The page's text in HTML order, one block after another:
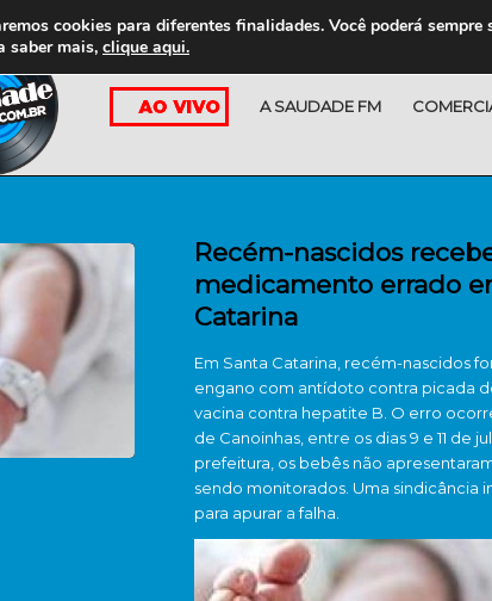
A SAUDADE FM
Recém-nascidos
medicamento errado
Catarina
Em Santa Catarina, recém-nascidos
engano com antídoto contra picada
vacina contra hepatite B. O erro
de Canoinhas, entre os dias 9 e 11 de
prefeitura, os bebês não
sendo monitorados. Uma sindicância
para apurar a falha.
cookies para diferentes finalidades. Você poderá
saber mais, clique aqui.